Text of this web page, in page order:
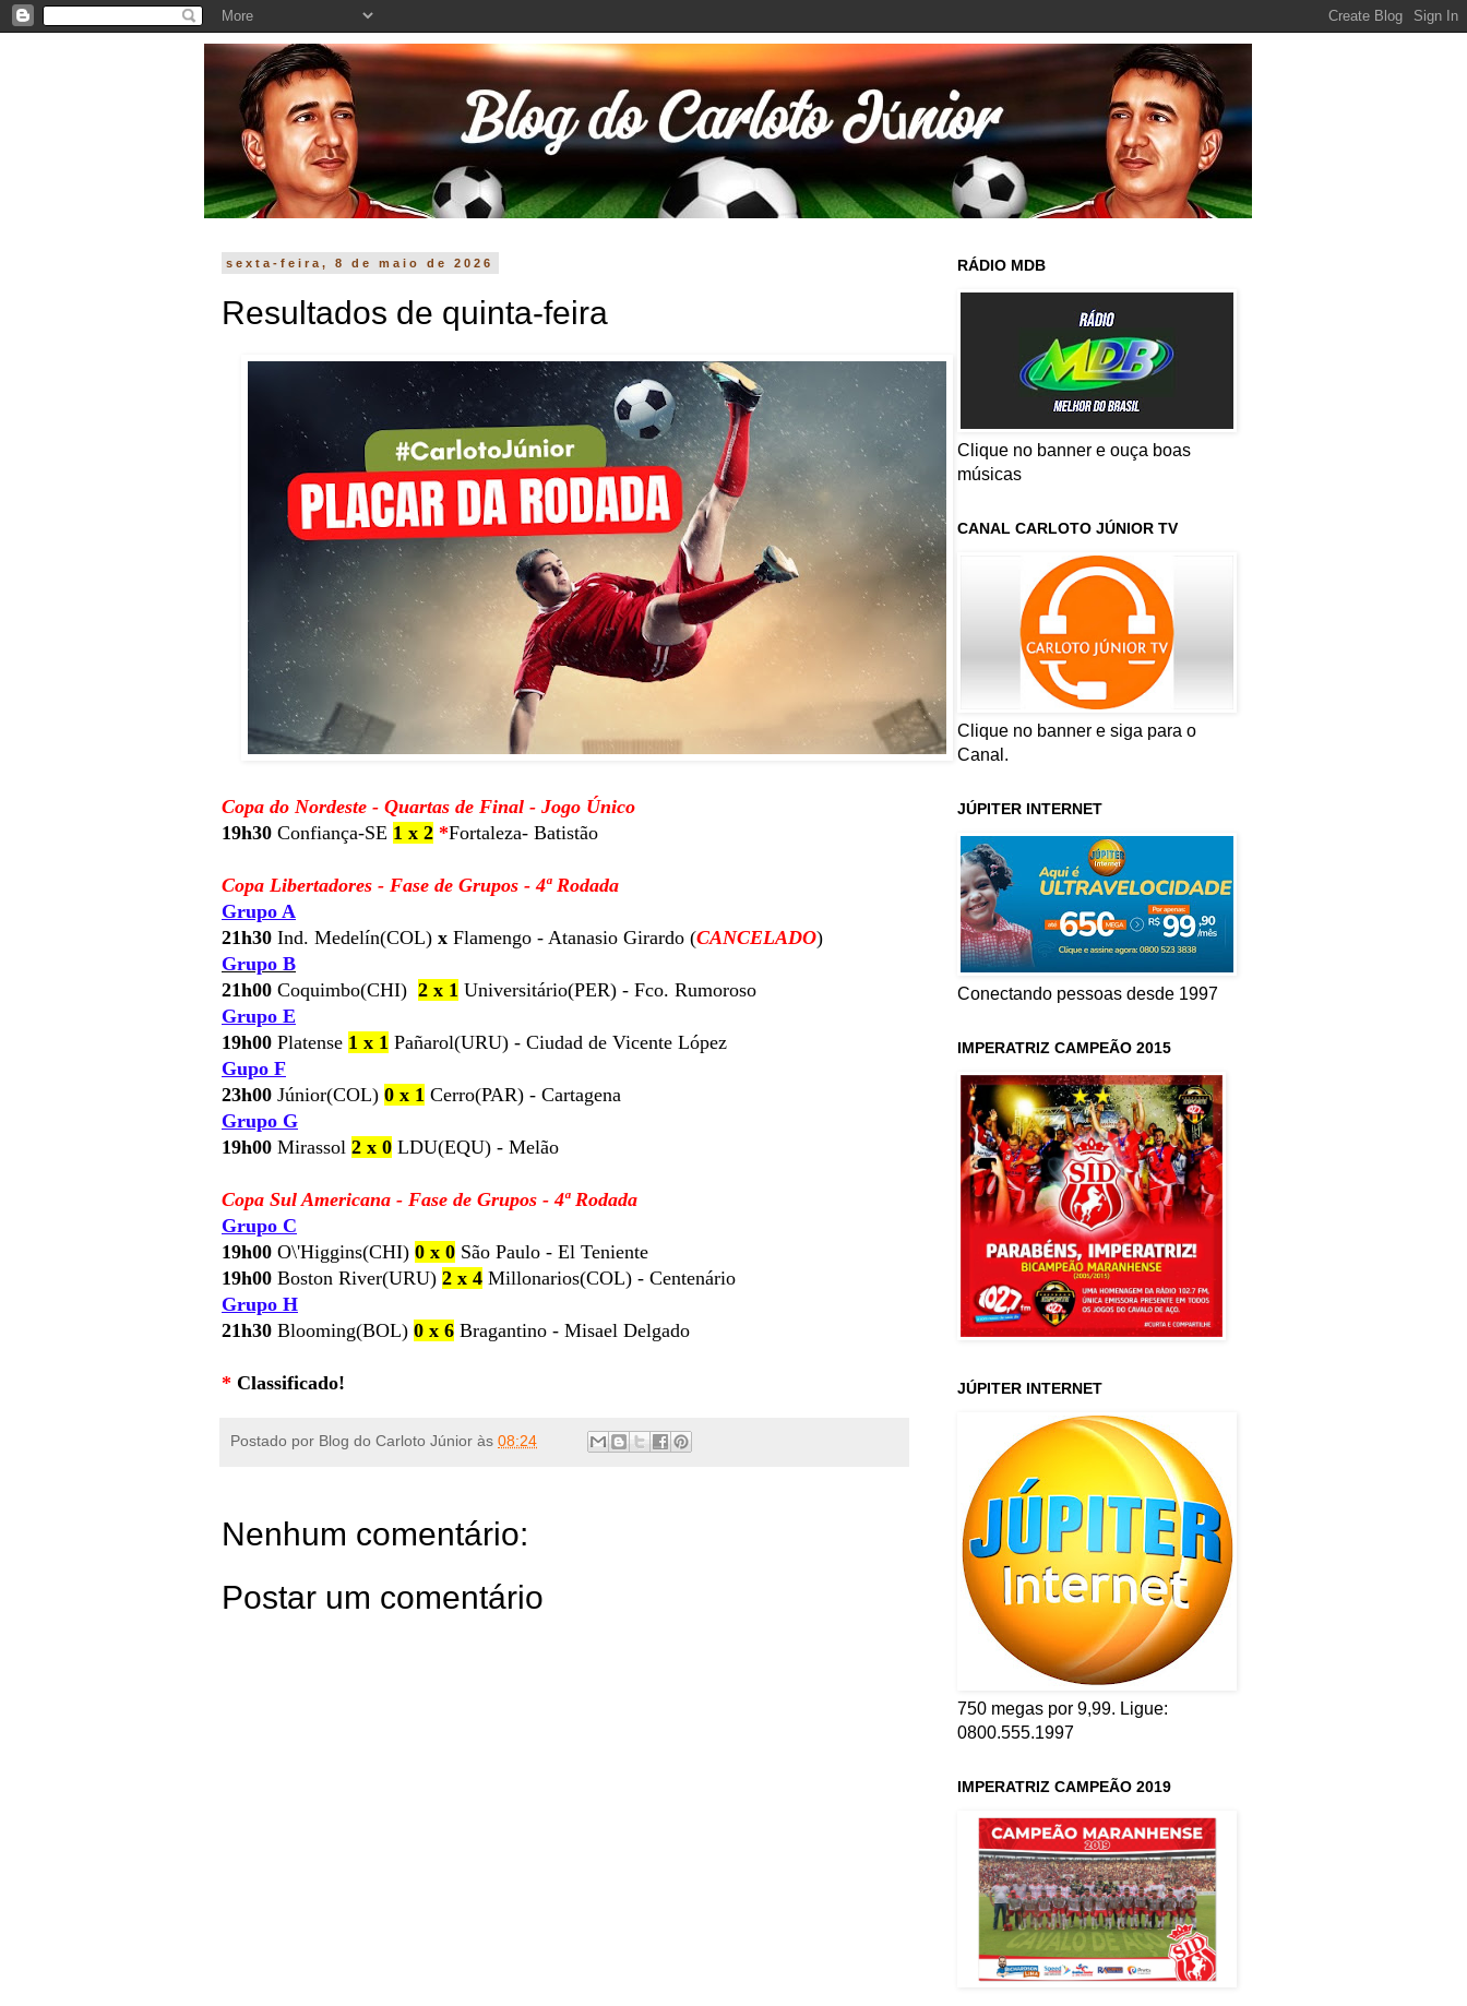
sexta-feira, 8 de maio de 2026
Resultados de quinta-feira
Copa do Nordeste - Quartas de Final - Jogo Único
19h30 Confiança-SE 1 x 2 *Fortaleza- Batistão
Copa Libertadores - Fase de Grupos - 4ª Rodada
Grupo A
21h30 Ind. Medelín(COL) x Flamengo - Atanasio Girardo (CANCELADO)
Grupo B
21h00 Coquimbo(CHI) 2 x 1 Universitário(PER) - Fco. Rumoroso
Grupo E
19h00 Platense 1 x 1 Pañarol(URU) - Ciudad de Vicente López
Gupo F
23h00 Júnior(COL) 0 x 1 Cerro(PAR) - Cartagena
Grupo G
19h00 Mirassol 2 x 0 LDU(EQU) - Melão
Copa Sul Americana - Fase de Grupos - 4ª Rodada
Grupo C
19h00 O\'Higgins(CHI) 0 x 0 São Paulo - El Teniente
19h00 Boston River(URU) 2 x 4 Millonarios(COL) - Centenário
Grupo H
21h30 Blooming(BOL) 0 x 6 Bragantino - Misael Delgado
* Classificado!
Postado por Blog do Carloto Júnior às 08:24
Nenhum comentário:
Postar um comentário
RÁDIO MDB
Clique no banner e ouça boas
músicas
CANAL CARLOTO JÚNIOR TV
Clique no banner e siga para o
Canal.
JÚPITER INTERNET
Conectando pessoas desde 1997
IMPERATRIZ CAMPEÃO 2015
JÚPITER INTERNET
750 megas por 9,99. Ligue:
0800.555.1997
IMPERATRIZ CAMPEÃO 2019